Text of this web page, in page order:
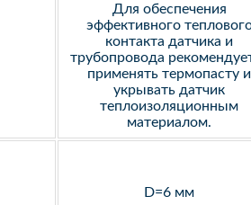
Для обеспечения
эффективного
контакта датчика и
трубопровода
применять термопасту и
укрывать датчик
теплоизоляционным
материалом.
D=6 мм